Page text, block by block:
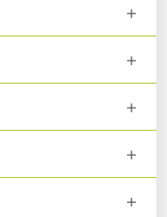
+
+
+
+
+